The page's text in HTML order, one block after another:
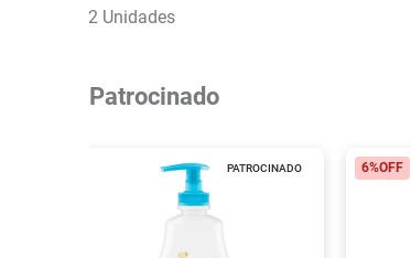
2 Unidades
Patrocinado
PATROCINADO 6%OFF